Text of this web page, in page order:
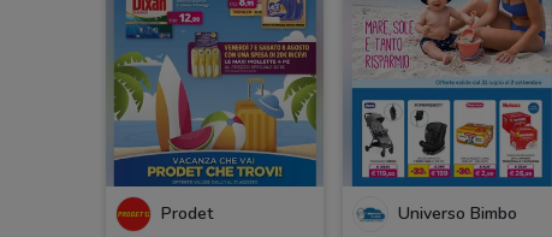
Prodet Universo Bimbo